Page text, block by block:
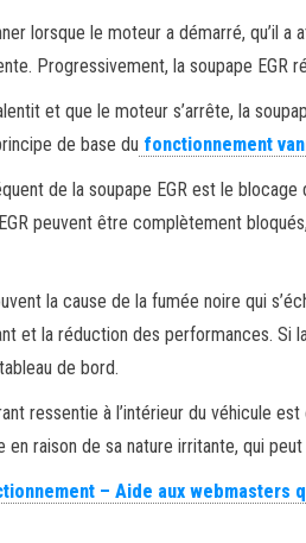
lorsque le moteur a démarré, qu’il
Progressivement, la soupape EGR
et que le moteur s’arrête, la
de base du fonctionnement
de la soupape EGR est le
peuvent être complètement
la cause de la fumée noire qui
et la réduction des performances. Si
de bord.
ressentie à l’intérieur du véhicule
raison de sa nature irritante, qui
– Aide aux